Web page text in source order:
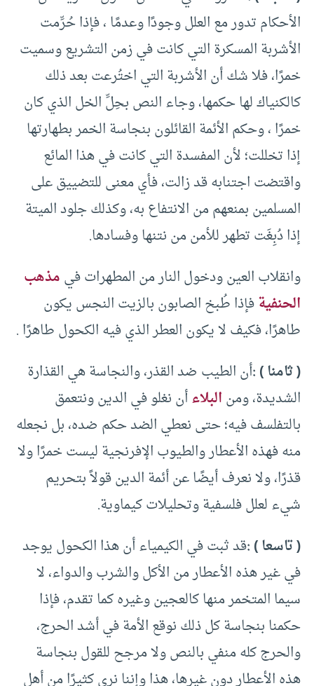
الأحكام تدور مع العلل وجودًا وعدمًا ، فإذا حُرِّمت
الأشربة المسكرة التي كانت في زمن التشريع وسميت
خمرًا، فلا شك أن الأشربة التي اختُرعت بعد ذلك
كالكنياك لها حكمها، وجاء النص بحِلِّ الخل الذي كان
خمرًا ، وحكم الأئمة القائلون بنجاسة الخمر بطهارتها
إذا تخللت؛ لأن المفسدة التي كانت في هذا المائع
واقتضت اجتنابه قد زالت، فأي معنى للتضييق على
المسلمين بمنعهم من الانتفاع به، وكذلك جلود الميتة
إذا دُبِغَت تطهر للأمن من نتنها وفسادها.
وانقلاب العين ودخول النار من المطهرات فيمذهب
الحنفيةفإذا طُبخ الصابون بالزيت النجس يكون
طاهرًا، فكيف لا يكون العطر الذي فيه الكحول طاهرًا .
( ثامنا ) :أن الطيب ضد القذر، والنجاسة هي القذارة
الشديدة، ومنالبلاءأن نغلو في الدين ونتعمق
بالتفلسف فيه؛ حتى نعطي الضد حكم ضده، بل نجعله
منه فهذه الأعطار والطيوب الإفرنجية ليست خمرًا ولا
قذرًا، ولا نعرف أيضًا عن أئمة الدين قولاً بتحريم
شيء لعلل فلسفية وتحليلات كيماوية.
( تاسعا ) :قد ثبت في الكيمياء أن هذا الكحول يوجد
في غير هذه الأعطار من الأكل والشرب والدواء، لا
سيما المتخمر منها كالعجين وغيره كما تقدم، فإذا
حكمنا بنجاسة كل ذلك نوقع الأمة في أشد الحرج،
والحرج كله منفي بالنص ولا مرجح للقول بنجاسة
هذه الأعطار دون غيرها، هذا وإننا نرى كثيرًا من أهل